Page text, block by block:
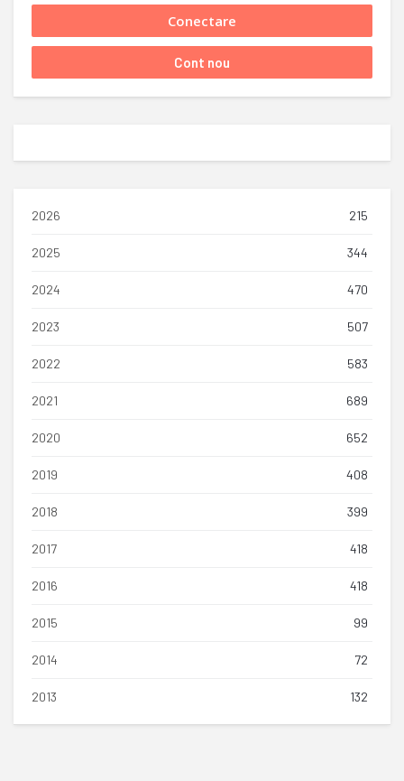
2026 215
2025 344
2024 470
2023 507
2022 583
2021 689
2020 652
2019 408
2018 399
2017 418
2016 418
2015 99
2014 72
2013 132